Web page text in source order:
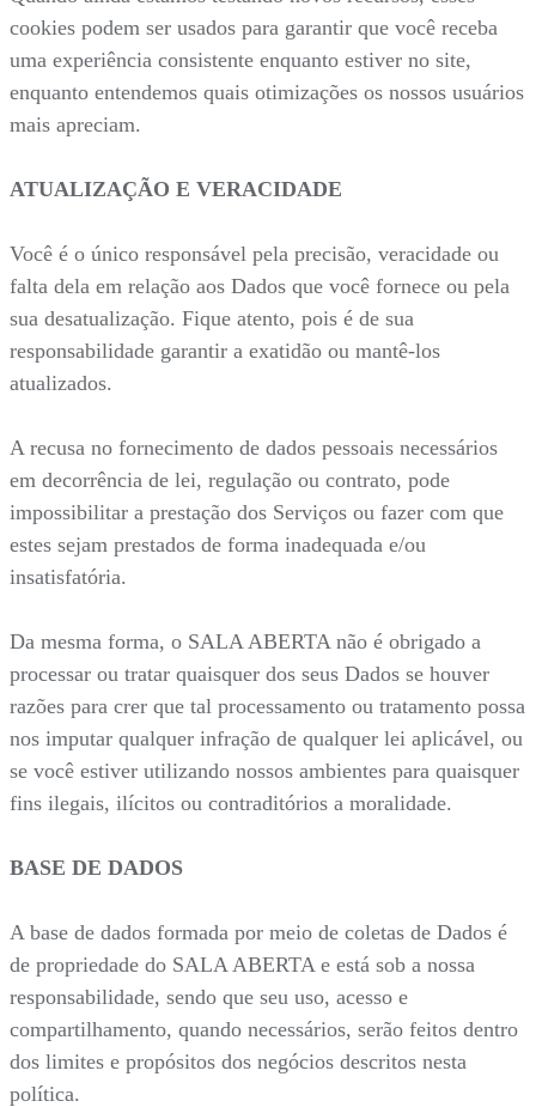
cookies podem ser usados para garantir que você receba
uma experiência consistente enquanto estiver no site,
enquanto entendemos quais otimizações os nossos usuários
mais apreciam.
ATUALIZAÇÃO E VERACIDADE
Você é o único responsável pela precisão, veracidade ou
falta dela em relação aos Dados que você fornece ou pela
sua desatualização. Fique atento, pois é de sua
responsabilidade garantir a exatidão ou mantê-los
atualizados.
A recusa no fornecimento de dados pessoais necessários
em decorrência de lei, regulação ou contrato, pode
impossibilitar a prestação dos Serviços ou fazer com que
estes sejam prestados de forma inadequada e/ou
insatisfatória.
Da mesma forma, o SALA ABERTA não é obrigado a
processar ou tratar quaisquer dos seus Dados se houver
razões para crer que tal processamento ou tratamento possa
nos imputar qualquer infração de qualquer lei aplicável, ou
se você estiver utilizando nossos ambientes para quaisquer
fins ilegais, ilícitos ou contraditórios a moralidade.
BASE DE DADOS
A base de dados formada por meio de coletas de Dados é
de propriedade do SALA ABERTA e está sob a nossa
responsabilidade, sendo que seu uso, acesso e
compartilhamento, quando necessários, serão feitos dentro
dos limites e propósitos dos negócios descritos nesta
política.